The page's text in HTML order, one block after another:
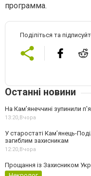
программа.
Поділіться та
Останні новини
На Камʼянеччині зупинили
13:20, Вчора
У старостаті Кам’янець-
загиблим захисникам
12:20, Вчора
Прощання із Захисником